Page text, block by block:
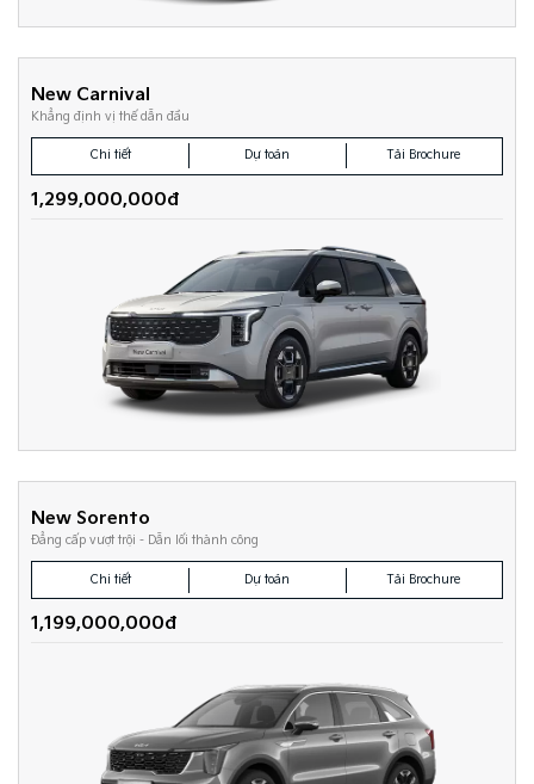
New Carnival
Khẳng định vị thế dẫn đầu
Chi tiết Dự toán Tải Brochure
1,299,000,000đ
New Sorento
Đẳng cấp vượt trội - Dẫn lối thành công
Chi tiết Dự toán Tải Brochure
1,199,000,000đ